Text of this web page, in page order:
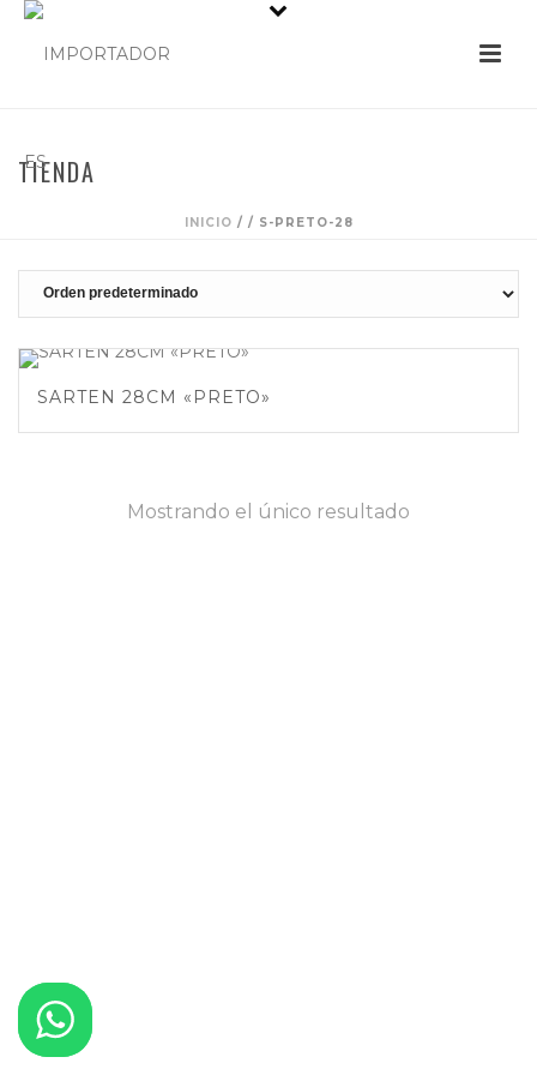
TIENDA
INICIO / / S-PRETO-28
SARTEN 28CM «PRETO»
Mostrando el único resultado